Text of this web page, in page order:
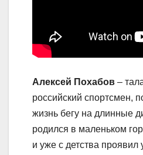
Алексей Похабов –
российский спортсмен,
жизнь бегу на длинные
родился в маленьком
и уже с детства проявил